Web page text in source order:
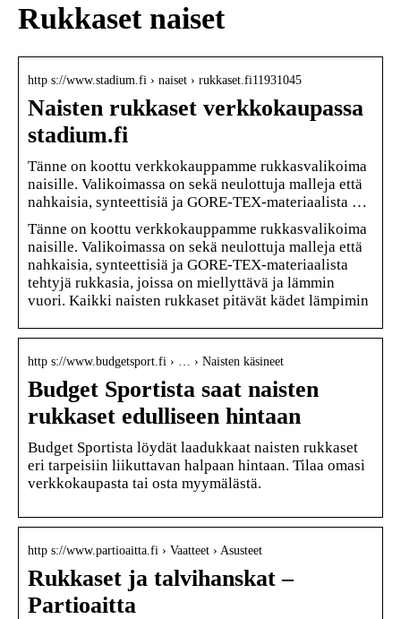
Rukkaset naiset
http s://www.stadium.fi › naiset › rukkaset.fi11931045
Naisten rukkaset verkkokaupassa
stadium.fi
Tänne on koottu verkkokauppamme rukkasvalikoima
naisille. Valikoimassa on sekä neulottuja malleja että
nahkaisia, synteettisiä ja GORE-TEX-materiaalista …
Tänne on koottu verkkokauppamme rukkasvalikoima
naisille. Valikoimassa on sekä neulottuja malleja että
nahkaisia, synteettisiä ja GORE-TEX-materiaalista
tehtyjä rukkasia, joissa on miellyttävä ja lämmin
vuori. Kaikki naisten rukkaset pitävät kädet lämpimin
http s://www.budgetsport.fi › … › Naisten käsineet
Budget Sportista saat naisten
rukkaset edulliseen hintaan
Budget Sportista löydät laadukkaat naisten rukkaset
eri tarpeisiin liikuttavan halpaan hintaan. Tilaa omasi
verkkokaupasta tai osta myymälästä.
http s://www.partioaitta.fi › Vaatteet › Asusteet
Rukkaset ja talvihanskat –
Partioaitta